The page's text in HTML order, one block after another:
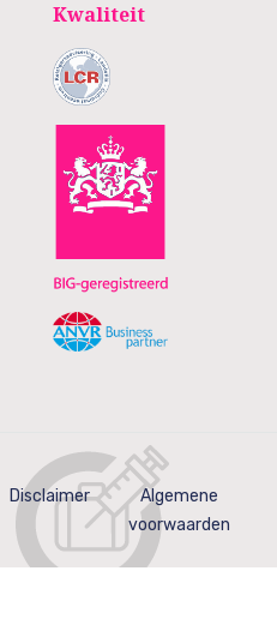
Kwaliteit
Disclaimer
Algemene
voorwaarden